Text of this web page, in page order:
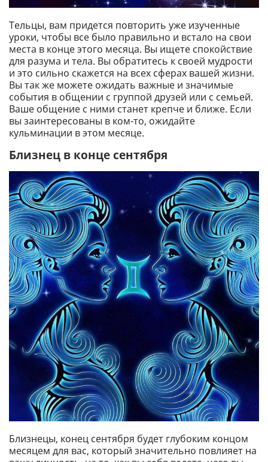
Тельцы, вам придется повторить уже изученные
уроки, чтобы все было правильно и встало на свои
места в конце этого месяца. Вы ищете спокойствие
для разума и тела. Вы обратитесь к своей мудрости
и это сильно скажется на всех сферах вашей жизни.
Вы так же можете ожидать важные и значимые
события в общении с группой друзей или с семьей.
Ваше общение с ними станет крепче и ближе. Если
вы заинтересованы в ком-то, ожидайте
кульминации в этом месяце.
Близнец в конце сентября
Близнецы, конец сентября будет глубоким концом
месяцем для вас, который значительно повлияет на